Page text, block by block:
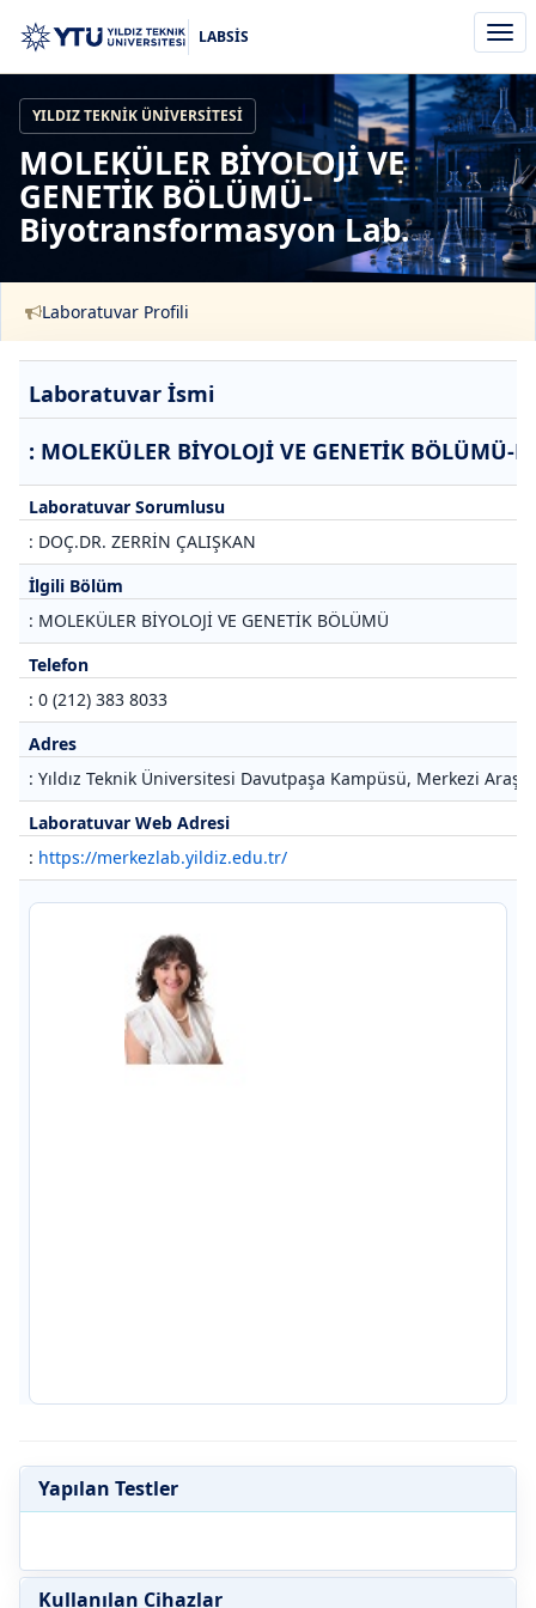
aç/
LABSİS
YILDIZ TEKNIK ÜNIVERSITESI
MOLEKÜLER BİYOLOJİ VE
GENETİK BÖLÜMÜ-
Biyotransformasyon Lab.
Laboratuvar Profili
Laboratuvar İsmi
: MOLEKÜLER BİYOLOJİ VE GENETİK
Laboratuvar Sorumlusu
: DOÇ.DR. ZERRİN ÇALIŞKAN
İlgili Bölüm
: MOLEKÜLER BİYOLOJİ VE GENETİK BÖLÜMÜ
Telefon
: 0 (212) 383 8033
Adres
: Yıldız Teknik Üniversitesi Davutpaşa Kampüsü, Merkezi
Laboratuvar Web Adresi
: https://merkezlab.yildiz.edu.tr/
Yapılan Testler
Kullanılan Cihazlar